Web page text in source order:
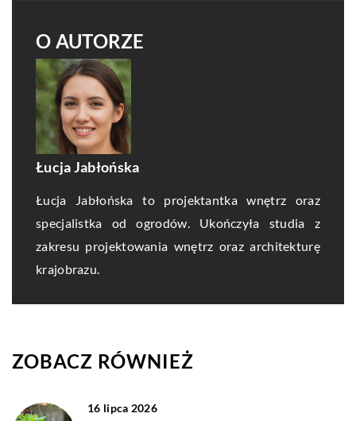
O AUTORZE
Łucja Jabłońska
Łucja Jabłońska to projektantka wnętrz oraz
specjalistka od ogrodów. Ukończyła studia z
zakresu projektowania wnętrz oraz architekturę
krajobrazu.
ZOBACZ RÓWNIEŻ
16 lipca 2026